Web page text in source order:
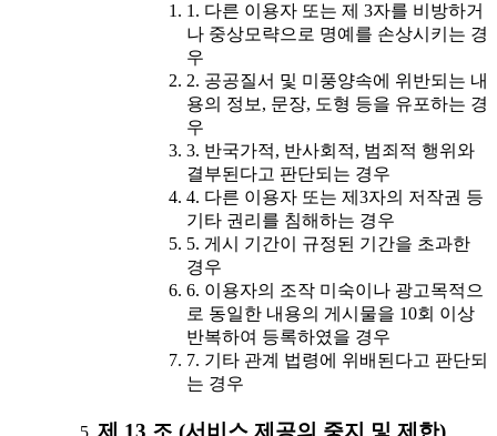
1. 다른 이용자 또는 제 3자를 비방하거
나 중상모략으로 명예를 손상시키는 경
우
2. 공공질서 및 미풍양속에 위반되는 내
용의 정보, 문장, 도형 등을 유포하는 경
우
3. 반국가적, 반사회적, 범죄적 행위와
결부된다고 판단되는 경우
4. 다른 이용자 또는 제3자의 저작권 등
기타 권리를 침해하는 경우
5. 게시 기간이 규정된 기간을 초과한
경우
6. 이용자의 조작 미숙이나 광고목적으
로 동일한 내용의 게시물을 10회 이상
반복하여 등록하였을 경우
7. 기타 관계 법령에 위배된다고 판단되
는 경우
제 13 조 (서비스 제공의 중지 및 제한)